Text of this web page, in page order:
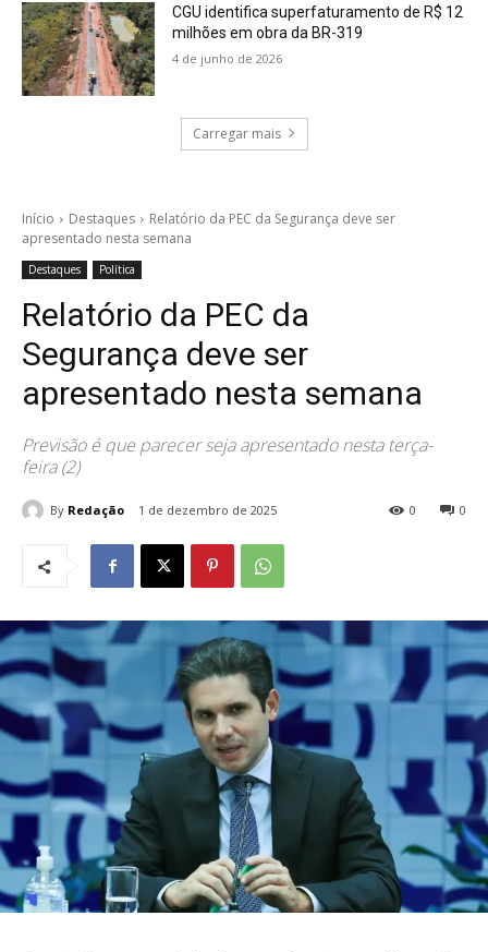
CGU identifica superfaturamento de R$ 12
milhões em obra da BR-319
4 de junho de 2026
Carregar mais